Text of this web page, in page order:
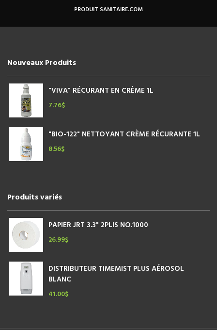
PRODUIT SANITAIRE.COM
Nouveaux Produits
"VIVA" RÉCURANT EN CRÈME 1L
7.76$
"BIO-122" NETTOYANT CRÈME RÉCURANTE 1L
8.56$
Produits variés
PAPIER JRT 3.3" 2PLIS NO.1000
26.99$
DISTRIBUTEUR TIMEMIST PLUS AÉROSOL
BLANC
41.00$